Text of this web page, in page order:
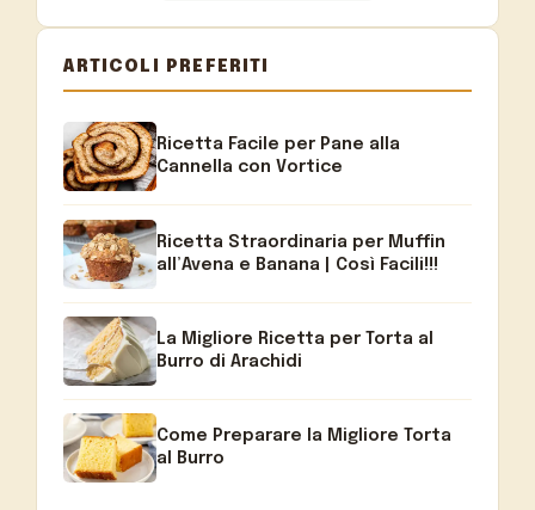
ARTICOLI PREFERITI
Ricetta Facile per Pane alla
Cannella con Vortice
Ricetta Straordinaria per Muffin
all’Avena e Banana | Così Facili!!!
La Migliore Ricetta per Torta al
Burro di Arachidi
Come Preparare la Migliore Torta
al Burro